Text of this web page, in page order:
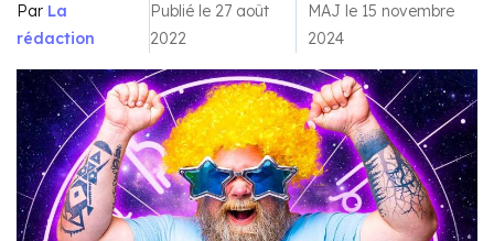
Par La
rédaction
Publié le 27 août
2022
MAJ le 15 novembre
2024